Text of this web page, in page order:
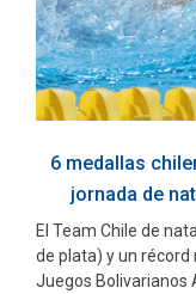
6 medallas
jornada de
El Team Chile de
de plata) y un récord
Juegos Bolivarianos